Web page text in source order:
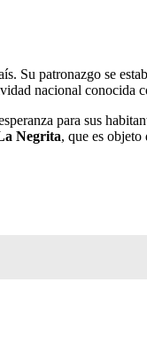
Su patronazgo se
nacional conocida
para sus
Negrita, que es objeto